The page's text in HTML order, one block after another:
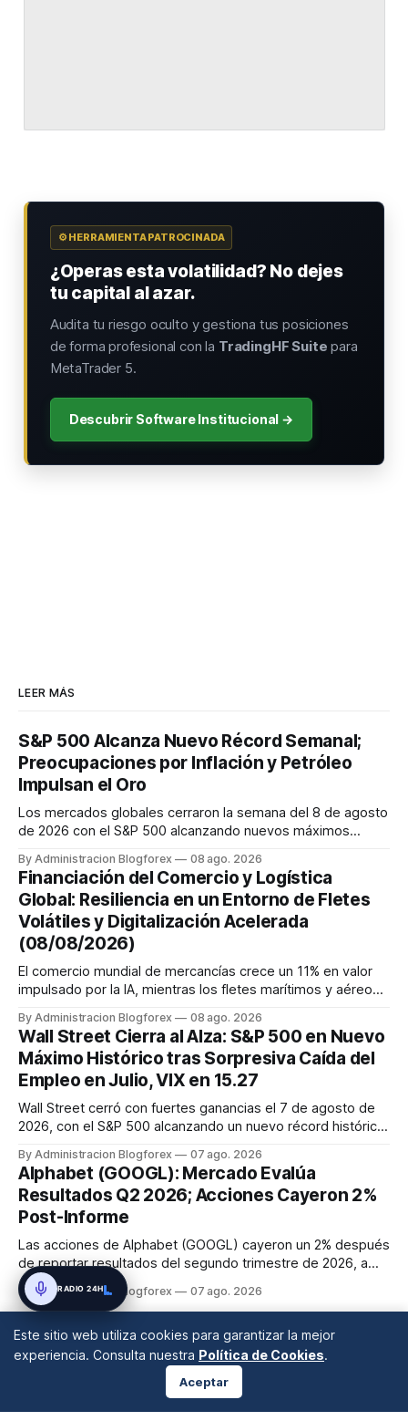
⚙️ HERRAMIENTA PATROCINADA
¿Operas esta volatilidad? No dejes
tu capital al azar.
Audita tu riesgo oculto y gestiona tus posiciones
de forma profesional con la TradingHF Suite para
MetaTrader 5.
Descubrir Software Institucional →
LEER MÁS
S&P 500 Alcanza Nuevo Récord Semanal;
Preocupaciones por Inflación y Petróleo
Impulsan el Oro
Los mercados globales cerraron la semana del 8 de agosto
de 2026 con el S&P 500 alcanzando nuevos máximos
renta fija vio una caída en los rendimientos del Tesoro de
EE. UU. tras un informe de empleo más débil. El petróleo se
mantuvo al ...
By Administracion Blogforex 08 ago. 2026
Financiación del Comercio y Logística
Global: Resiliencia en un Entorno de Fletes
Volátiles y Digitalización Acelerada
(08/08/2026)
El comercio mundial de mercancías crece un 11% en valor
impulsado por la IA, mientras los fletes marítimos y aéreos
disrupciones geopolíticas y congestión. La financiación del
comercio, que depende en un 90% del crédito, se digitaliza
y el mercado...
By Administracion Blogforex 08 ago. 2026
Wall Street Cierra al Alza: S&P 500 en Nuevo
Máximo Histórico tras Sorpresiva Caída del
Empleo en Julio, VIX en 15.27
Wall Street cerró con fuertes ganancias el 7 de agosto de
2026, con el S&P 500 alcanzando un nuevo récord histórico
54,036.93 y el Nasdaq Composite escaló 1.3% a 26,690.62.
El impulso provino de un informe de empleo de julio
inesperadamente ...
By Administracion Blogforex 07 ago. 2026
Alphabet (GOOGL): Mercado Evalúa
Resultados Q2 2026; Acciones Cayeron 2%
Post-Informe
Las acciones de Alphabet (GOOGL) cayeron un 2% después
de reportar resultados del segundo trimestre de 2026, a
pesar de superar las expectativas en ingresos de la nube y
usuarios de Gemini, en un mercado que evalúa el impacto
By Administracion Blogforex 07 ago. 2026
Este sitio web utiliza cookies para garantizar la mejor
experiencia. Consulta nuestra Política de Cookies.
Aceptar
RADIO 24H